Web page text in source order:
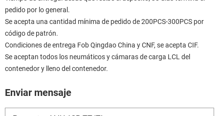
pedido por lo general.
Se acepta una cantidad mínima de pedido de 200PCS-300PCS por
código de patrón.
Condiciones de entrega Fob Qingdao China y CNF, se acepta CIF.
Se aceptan todos los neumáticos y cámaras de carga LCL del
contenedor y lleno del contenedor.
Enviar mensaje